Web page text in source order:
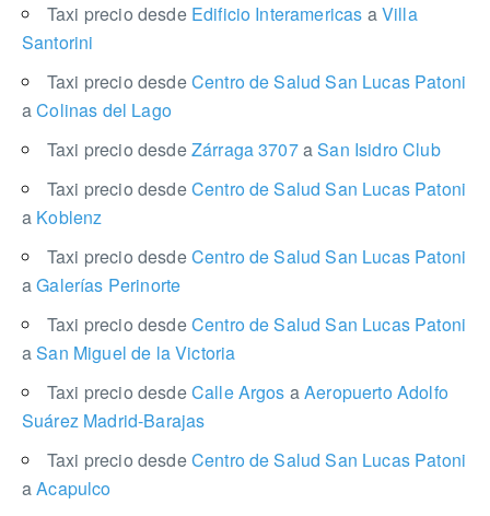
Taxi precio desde Edificio Interamericas aVilla
Santorini
Taxi precio desdeCentro de Salud San Lucas Patoni
aColinas del Lago
Taxi precio desdeZárraga 3707aSan Isidro Club
Taxi precio desdeCentro de Salud San Lucas Patoni
a Koblenz
Taxi precio desdeCentro de Salud San Lucas Patoni
aGalerías Perinorte
Taxi precio desdeCentro de Salud San Lucas Patoni
aSan Miguel de la Victoria
Taxi precio desdeCalle Argos aAeropuerto Adolfo
Suárez Madrid-Barajas
Taxi precio desdeCentro de Salud San Lucas Patoni
aAcapulco